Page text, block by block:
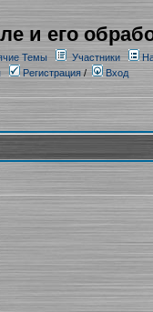
и его
Темы Участники
Регистрация/ Вход